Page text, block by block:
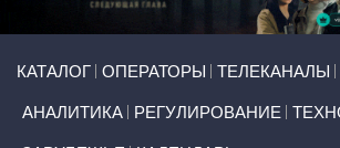
КАТАЛОГ ОПЕРАТОРЫ ТЕЛЕКАНАЛЫ
АНАЛИТИКА РЕГУЛИРОВАНИЕ